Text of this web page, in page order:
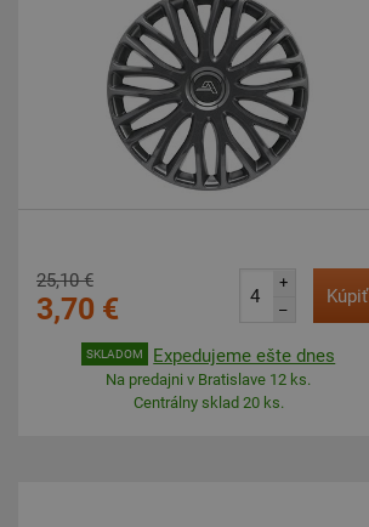
25,10 €
3,70 €
+
–
Kúpiť
SKLADOM Expedujeme ešte dnes
Na predajni v Bratislave 12 ks.
Centrálny sklad 20 ks.